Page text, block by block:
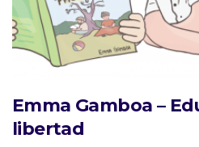
Emma Gamboa –
libertad